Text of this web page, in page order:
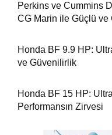
Perkins ve Cummins
CG Marin ile Güçlü ve
Honda BF 9.9 HP:
ve Güvenilirlik
Honda BF 15 HP:
Performansın Zirvesi